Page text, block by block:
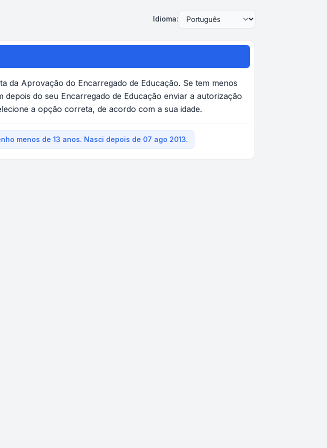
Idioma:
da Aprovação do Encarregado de Educação. Se tem menos
do seu Encarregado de Educação enviar a autorização
a opção correta, de acordo com a sua idade.
menos de 13 anos. Nasci depois de 07 ago 2013.